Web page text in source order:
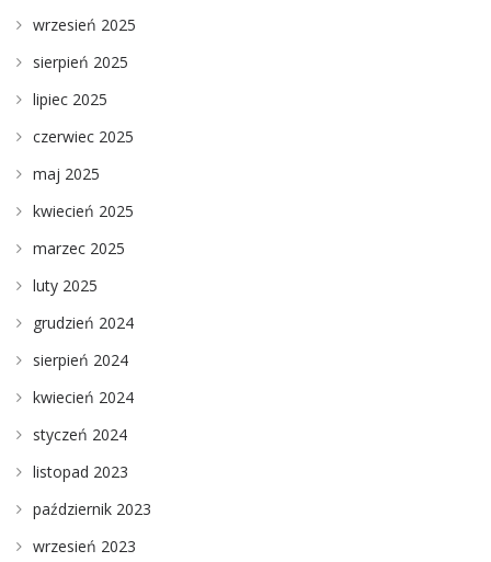
wrzesień 2025
sierpień 2025
lipiec 2025
czerwiec 2025
maj 2025
kwiecień 2025
marzec 2025
luty 2025
grudzień 2024
sierpień 2024
kwiecień 2024
styczeń 2024
listopad 2023
październik 2023
wrzesień 2023